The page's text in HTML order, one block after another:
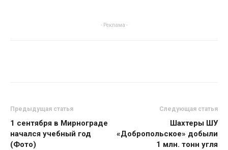
- Реклама -
Предыдущая статья
1 сентября в Мирнограде
начался учебный год
(Фото)
Следующая статья
Шахтеры ШУ
«Добропольское» добыли
1 млн. тонн угля